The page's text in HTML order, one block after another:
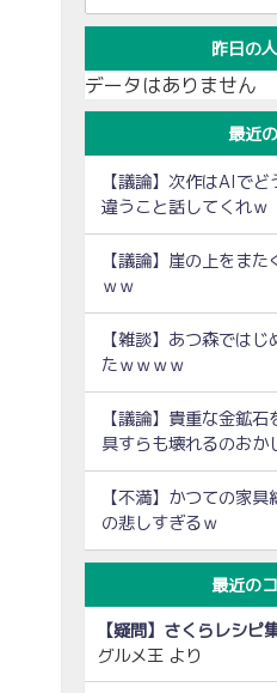
昨日の
データはありません
最近
【議論】次作はAIで
違うこと話してくれｗ
【議論】崖の上をま
ｗｗ
【雑談】あつ森では
たｗｗｗｗ
【議論】貴重な金鉱
具すらも壊れるのおか
【不満】かつての家
の悲しすぎるｗ
最近の
【疑問】さくらレシピ
グルメ王より